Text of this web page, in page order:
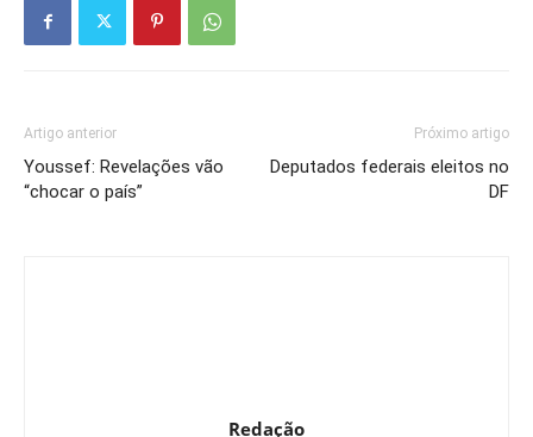
Artigo anterior
Youssef: Revelações vão
“chocar o país”
Próximo artigo
Deputados federais eleitos no
DF
Redação